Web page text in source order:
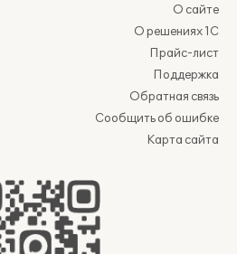
О сайте
О решениях 1С
Прайс-лист
Поддержка
Обратная связь
Сообщить об ошибке
Карта сайта